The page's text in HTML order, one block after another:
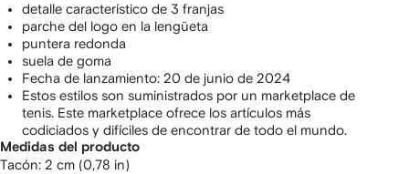
detalle característico de 3 franjas
parche del logo en la lengüeta
puntera redonda
suela de goma
Fecha de lanzamiento: 20 de junio de 2024
Estos estilos son suministrados por un marketplace de
tenis. Este marketplace ofrece los artículos más
codiciados y difíciles de encontrar de todo el mundo.
Medidas del producto
tacón: 2 cm (0,78 in)